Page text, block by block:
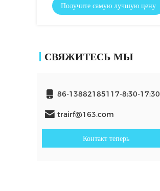
рамки ABS стеклянный
Получите самую лучшую цену
СВЯЖИТЕСЬ МЫ
86-13882185117-8:30-17:30
trairf@163.com
Контакт теперь